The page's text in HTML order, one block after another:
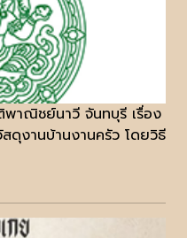
าณิชย์นาวี จันทบุรี เรื่อง
สดุงานบ้านงานครัว โดยวิธี